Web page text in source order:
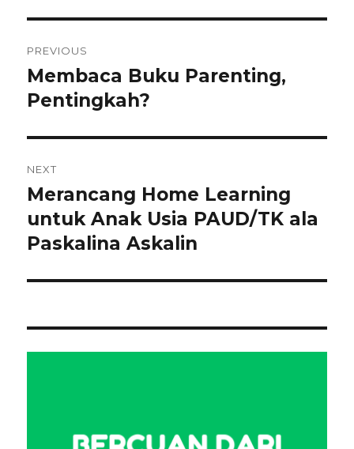
pos
PREVIOUS
Previous
post:
Membaca Buku Parenting,
Pentingkah?
NEXT
Next
post:
Merancang Home Learning
untuk Anak Usia PAUD/TK ala
Paskalina Askalin